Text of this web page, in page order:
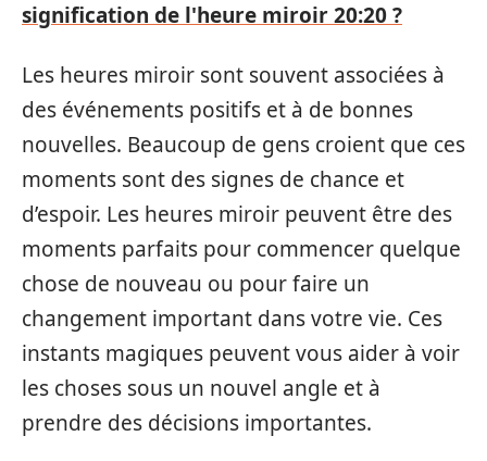
signification de l'heure miroir 20:20 ?
Les heures miroir sont souvent associées à
des événements positifs et à de bonnes
nouvelles. Beaucoup de gens croient que ces
moments sont des signes de chance et
d’espoir. Les heures miroir peuvent être des
moments parfaits pour commencer quelque
chose de nouveau ou pour faire un
changement important dans votre vie. Ces
instants magiques peuvent vous aider à voir
les choses sous un nouvel angle et à
prendre des décisions importantes.